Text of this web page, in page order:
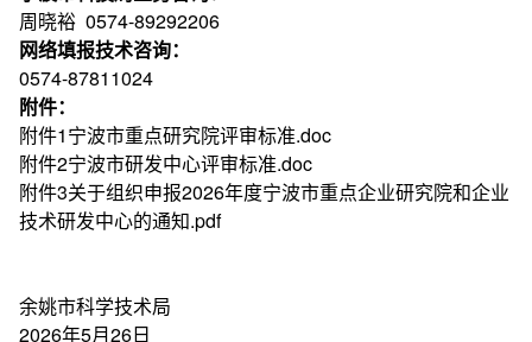
周晓裕 0574-89292206
网络填报技术咨询：
0574-87811024
附件：
附件1宁波市重点研究院评审标准.doc
附件2宁波市研发中心评审标准.doc
附件3关于组织申报2026年度宁波市重点企业研究院和企业
技术研发中心的通知.pdf
余姚市科学技术局
2026年5月26日